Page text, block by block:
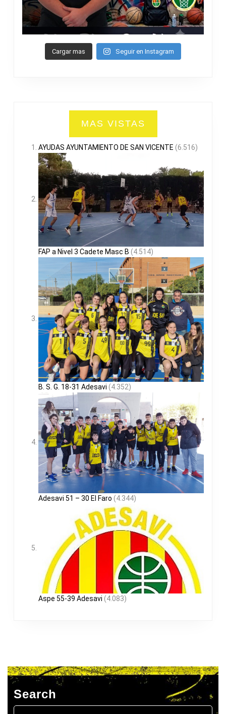
Cargar mas Seguir en Instagram
MAS VISTAS
AYUDAS AYUNTAMIENTO DE SAN VICENTE (6.516)
FAP a Nivel 3 Cadete Masc B (4.514)
B. S. G. 18-31 Adesavi (4.352)
Adesavi 51 – 30 El Faro (4.344)
Aspe 55-39 Adesavi (4.083)
Search
Buscar: